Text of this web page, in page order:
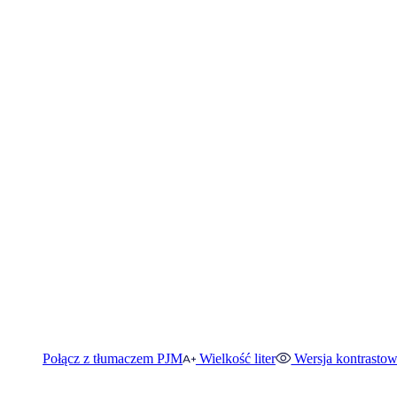
Połącz z tłumaczem PJM Wielkość liter Wersja